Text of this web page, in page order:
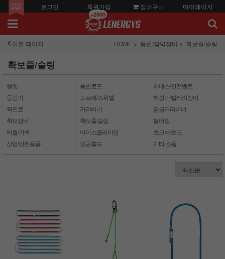
로그인 회원가입
+2000
장바구니 마이페이지
이전 페이지 HOME 등반/암벽장비 확보줄/슬링
확보줄/슬링
헬멧 등반로프
하네스/안전벨트
등강기
도르래/스위벨
하강기/빌레이장비
퀵드로
카라비너
잠금카라비너
확보장비
확보줄/슬링
볼더링
빅월/거벽
아이스클라이밍
쵸크백/쵸크
산업/안전용품
인공홀드 기타 소품